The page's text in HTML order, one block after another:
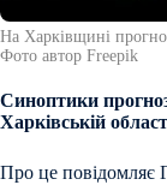
На Харківщині
Фото автор Freepik
Синоптики
Харківській
Про це повідомляє